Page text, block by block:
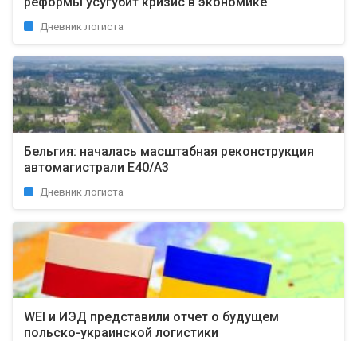
Дневник логиста
Бельгия: началась масштабная реконструкция
автомагистрали E40/A3
Дневник логиста
WEI и ИЭД представили отчет о будущем
польско-украинской логистики